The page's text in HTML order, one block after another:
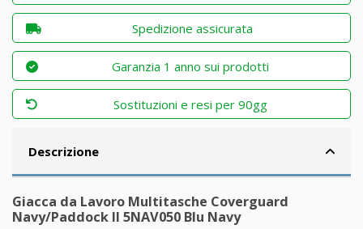
Spedizione assicurata
Garanzia 1 anno sui prodotti
Sostituzioni e resi per 90gg
Descrizione
Giacca da Lavoro Multitasche Coverguard
Navy/Paddock II 5NAV050 Blu Navy